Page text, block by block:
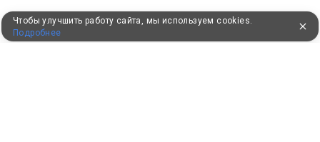
Чтобы улучшить работу сайта, мы используем cookies.
Подробнее